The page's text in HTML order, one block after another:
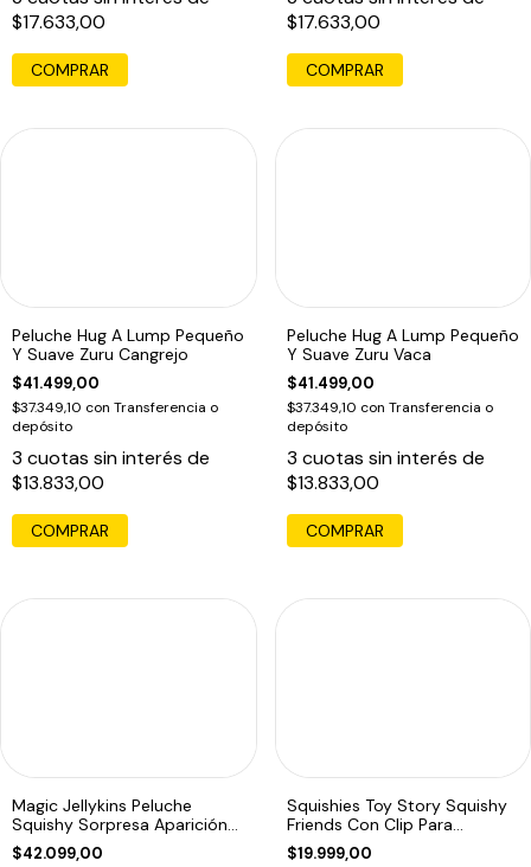
$17.633,00
COMPRAR
$17.633,00
COMPRAR
Peluche Hug A Lump Pequeño
Y Suave Zuru Cangrejo
$41.499,00
$37.349,10 con Transferencia o
depósito
3 cuotas sin interés de
$13.833,00
Peluche Hug A Lump Pequeño
Y Suave Zuru Vaca
$41.499,00
$37.349,10 con Transferencia o
depósito
3 cuotas sin interés de
$13.833,00
Magic Jellykins Peluche
Squishy Sorpresa Aparición
Mágica Tapa Violeta
$42.099,00
Squishies Toy Story Squishy
Friends Con Clip Para
Enganchar Woody
$19.999,00